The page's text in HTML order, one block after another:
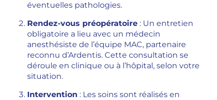
éventuelles pathologies.
Rendez-vous préopératoire : Un entretien
obligatoire a lieu avec un médecin
anesthésiste de l’équipe MAC, partenaire
reconnu d’Ardentis. Cette consultation se
déroule en clinique ou à l’hôpital, selon votre
situation.
Intervention : Les soins sont réalisés en